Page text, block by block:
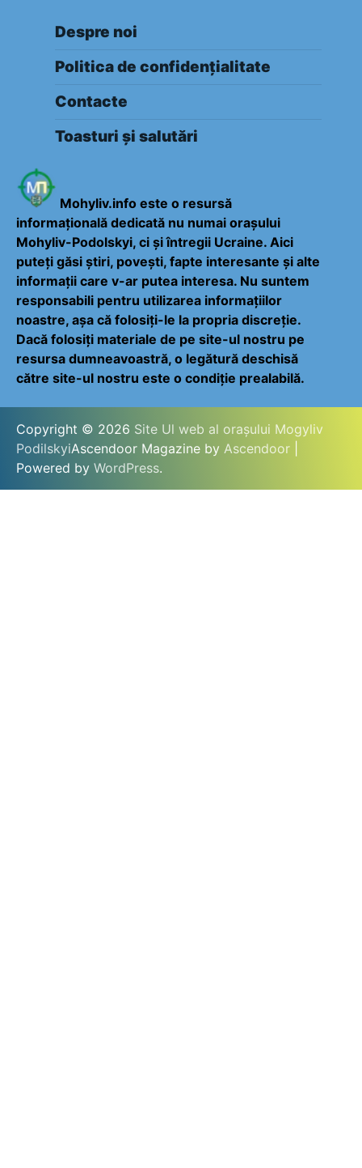
Despre noi
Politica de confidențialitate
Contacte
Toasturi și salutări
Mohyliv.info este o resursă
informațională dedicată nu numai orașului
Mohyliv-Podolskyi, ci și întregii Ucraine. Aici
puteți găsi știri, povești, fapte interesante și alte
informații care v-ar putea interesa. Nu suntem
responsabili pentru utilizarea informațiilor
noastre, așa că folosiți-le la propria discreție.
Dacă folosiți materiale de pe site-ul nostru pe
resursa dumneavoastră, o legătură deschisă
către site-ul nostru este o condiție prealabilă.
Copyright © 2026 Site Ul web al orașului Mogyliv
PodilskyiAscendoor Magazine by Ascendoor
Powered by WordPress.